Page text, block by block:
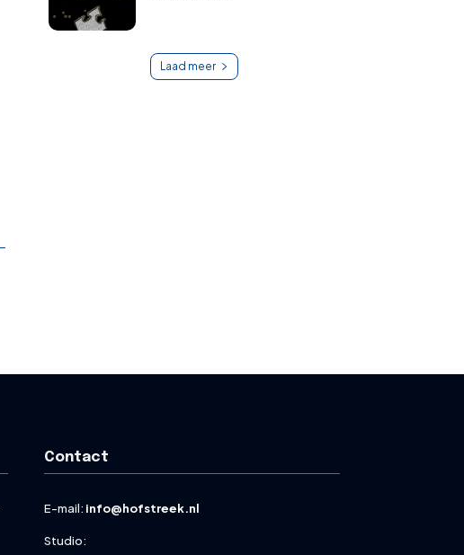
Laad meer
Contact
E-mail: info@hofstreek.nl
Studio: